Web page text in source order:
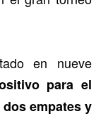
en nueve
para el
empates y